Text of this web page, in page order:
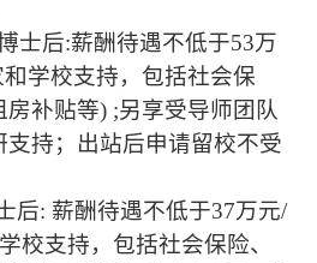
士后:薪酬待遇不低于53万
学校支持，包括社会保
房补贴等) ;另享受导师团队
持；出站后申请留校不受
后: 薪酬待遇不低于37万元/
校支持，包括社会保险、